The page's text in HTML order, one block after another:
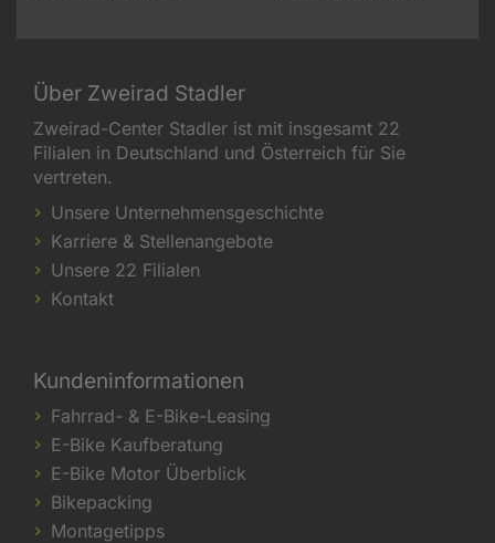
Über Zweirad Stadler
Zweirad-Center Stadler ist mit insgesamt 22
Filialen in Deutschland und Österreich für Sie
vertreten.
Unsere Unternehmensgeschichte
Karriere & Stellenangebote
Unsere 22 Filialen
Kontakt
Kundeninformationen
Fahrrad- & E-Bike-Leasing
E-Bike Kaufberatung
E-Bike Motor Überblick
Bikepacking
Montagetipps